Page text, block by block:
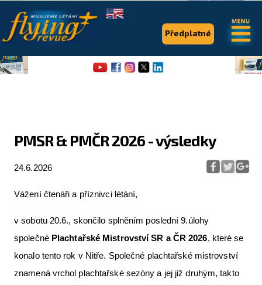
PMSR & PMČR 2026 - výsledky
24.6.2026
Vážení čtenáři a příznivci létání,
v sobotu 20.6., skončilo splněním poslední 9.úlohy
společné Plachtařské Mistrovství SR a ČR 2026, které se
konalo tento rok v Nitře. Společné plachtařské mistrovství
znamená vrchol plachtařské sezóny a jej již druhým, takto
Předplatné
.
Pro piloty
Série & speciály
Letecká videa